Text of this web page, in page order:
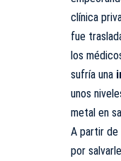
clínica
fue
los
sufría una
unos
metal en
A partir de
por